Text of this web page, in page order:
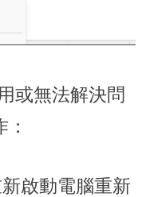
或無法解決問
啟動電腦重新